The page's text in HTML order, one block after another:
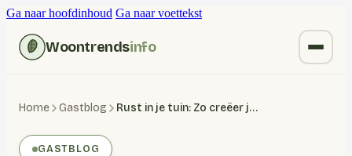
Ga naar hoofdinhoud Ga naar voettekst
Woontrendsinfo
Kruiden vervangen
Wonen
Home Gastblog Rust in je tuin: Zo creëer je rust bij je thuis
GASTBLOG